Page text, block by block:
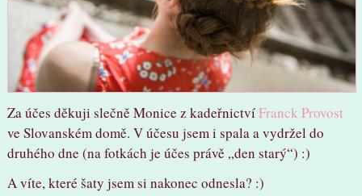
Za účes děkuji slečně Monice z kadeřnictvíFranck Provost
ve Slovanském domě. V účesu jsem i spala a vydržel do
druhého dne (na fotkách je účes právě „den starý“) :)
A víte, které šaty jsem si nakonec odnesla? :)